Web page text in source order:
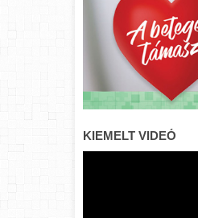
KIEMELT VIDEÓ